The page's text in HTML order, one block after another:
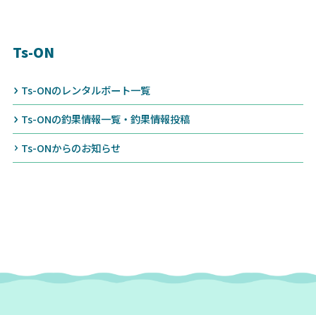
Ts-ON
Ts-ONのレンタルボート一覧
Ts-ONの釣果情報一覧・釣果情報投稿
Ts-ONからのお知らせ